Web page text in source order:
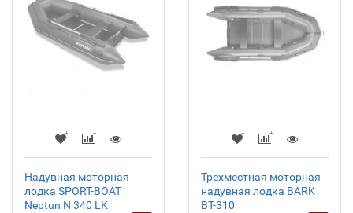
Надувная моторная
лодка SPORT-BOAT
Neptun N 340 LK
Трехместная моторная
надувная лодка BARK
ВТ-310